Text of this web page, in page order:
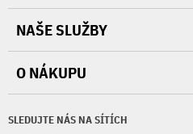
SLEDUJTE NÁS NA SÍTÍCH
NAŠE SLUŽBY
O NÁKUPU